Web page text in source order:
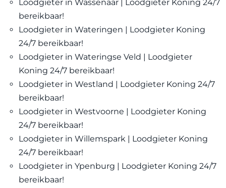
Loodgieter in Wassenaar | Loodgieter Koning 24/7
bereikbaar!
Loodgieter in Wateringen | Loodgieter Koning
24/7 bereikbaar!
Loodgieter in Wateringse Veld | Loodgieter
Koning 24/7 bereikbaar!
Loodgieter in Westland | Loodgieter Koning 24/7
bereikbaar!
Loodgieter in Westvoorne | Loodgieter Koning
24/7 bereikbaar!
Loodgieter in Willemspark | Loodgieter Koning
24/7 bereikbaar!
Loodgieter in Ypenburg | Loodgieter Koning 24/7
bereikbaar!